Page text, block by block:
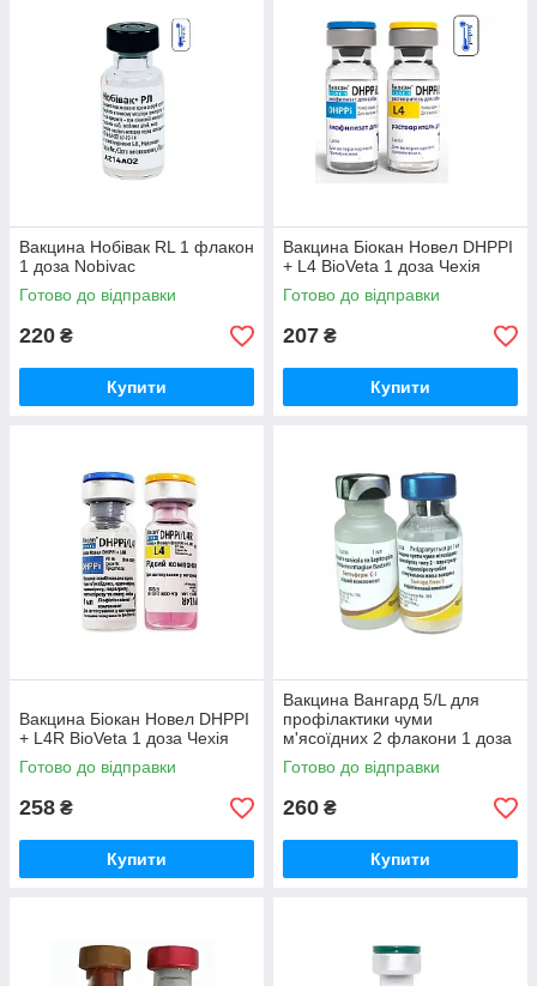
Вакцина Нобівак RL 1 флакон
1 доза Nobivac
Готово до відправки
220 ₴
Купити
Вакцина Біокан Новел DHPPI
+ L4 BioVeta 1 доза Чехія
Готово до відправки
207 ₴
Купити
Вакцина Біокан Новел DHPPI
+ L4R BioVeta 1 доза Чехія
Готово до відправки
258 ₴
Купити
Вакцина Вангард 5/L для
профілактики чуми
м'ясоїдних 2 флакони 1 доза
Zoetis
Готово до відправки
260 ₴
Купити